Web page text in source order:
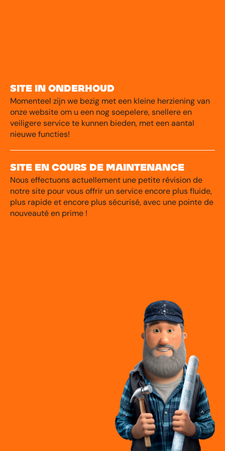
Site in onderhoud
Momenteel zijn we bezig met een kleine herziening van
onze website om u een nog soepelere, snellere en
veiligere service te kunnen bieden, met een aantal
nieuwe functies!
Site en cours de maintenance
Nous effectuons actuellement une petite révision de
notre site pour vous offrir un service encore plus fluide,
plus rapide et encore plus sécurisé, avec une pointe de
nouveauté en prime !